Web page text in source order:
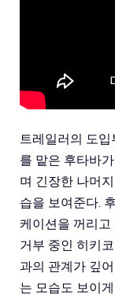
트레일러의 도
를 맡은 후타바
며 긴장한 나머
습을 보여준다.
케이션을 꺼리
거부 중인 히키
과의 관계가 깊
는 모습도 보이게